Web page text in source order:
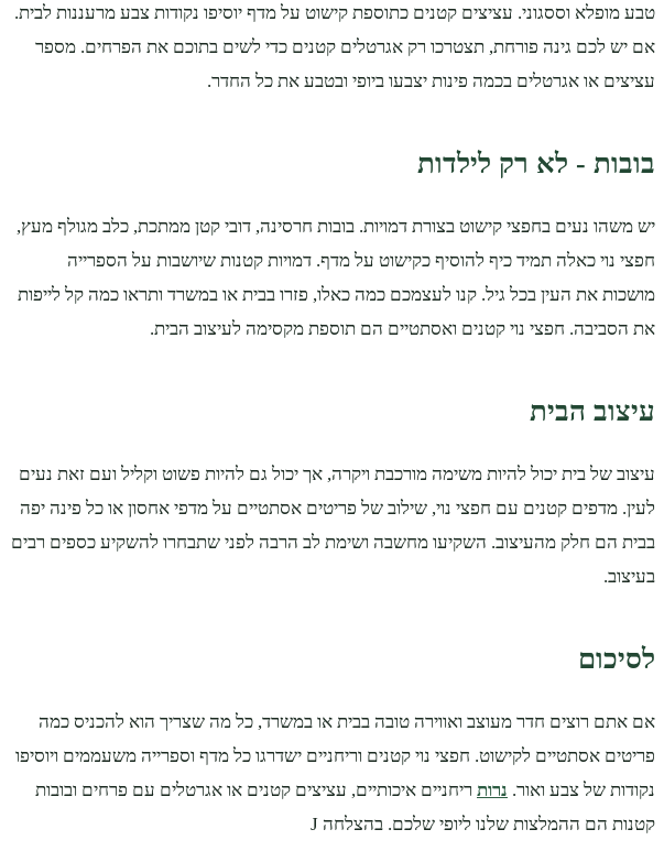
טבע מופלא וססגוני. עציצים קטנים כתוספת קישוט על מדף יוסיפו נקודות צבע מרעננות לבית.
אם יש לכם גינה פורחת, תצטרכו רק אגרטלים קטנים כדי לשים בתוכם את הפרחים. מספר
עציצים או אגרטלים בכמה פינות יצבעו ביופי ובטבע את כל החדר.
בובות - לא רק לילדות
יש משהו נעים בחפצי קישוט בצורת דמויות. בובות חרסינה, דובי קטן ממתכת, כלב מגולף מעץ,
חפצי נוי כאלה תמיד כיף להוסיף כקישוט על מדף. דמויות קטנות שיושבות על הספרייה
מושכות את העין בכל גיל. קנו לעצמכם כמה כאלו, פזרו בבית או במשרד ותראו כמה קל לייפות
את הסביבה. חפצי נוי קטנים ואסתטיים הם תוספת מקסימה לעיצוב הבית.
עיצוב הבית
עיצוב של בית יכול להיות משימה מורכבת ויקרה, אך יכול גם להיות פשוט וקליל ועם זאת נעים
לעין. מדפים קטנים עם חפצי נוי, שילוב של פריטים אסתטיים על מדפי אחסון או כל פינה יפה
בבית הם חלק מהעיצוב. השקיעו מחשבה ושימת לב הרבה לפני שתבחרו להשקיע כספים רבים
בעיצוב.
לסיכום
אם אתם רוצים חדר מעוצב ואווירה טובה בבית או במשרד, כל מה שצריך הוא להכניס כמה
פריטים אסתטיים לקישוט. חפצי נוי קטנים וריחניים ישדרגו כל מדף וספרייה משעממים ויוסיפו
נקודות של צבע ואור. נרות ריחניים איכותיים, עציצים קטנים או אגרטלים עם פרחים ובובות
קטנות הם ההמלצות שלנו ליופי שלכם. בהצלחה J